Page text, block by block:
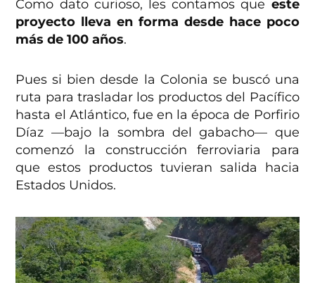
Como dato curioso, les contamos que este
proyecto lleva en forma desde hace poco
más de 100 años.
Pues si bien desde la Colonia se buscó una
ruta para trasladar los productos del Pacífico
hasta el Atlántico, fue en la época de Porfirio
Díaz —bajo la sombra del gabacho— que
comenzó la construcción ferroviaria para
que estos productos tuvieran salida hacia
Estados Unidos.